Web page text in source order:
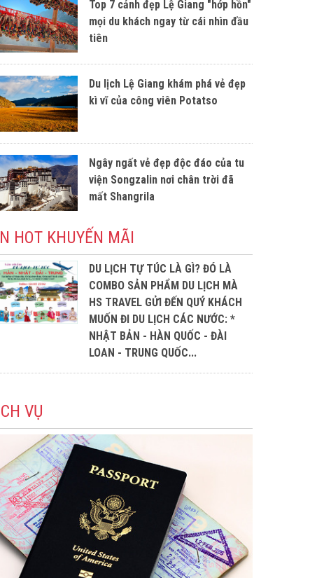
Top 7 cảnh đẹp Lệ Giang "hớp hồn"
mọi du khách ngay từ cái nhìn đầu
tiên
Du lịch Lệ Giang khám phá vẻ đẹp
kì vĩ của công viên Potatso
Ngây ngất vẻ đẹp độc đáo của tu
viện Songzalin nơi chân trời đã
mất Shangrila
HOT KHUYẾN MÃI
DU LỊCH TỰ TÚC LÀ GÌ? ĐÓ LÀ
COMBO SẢN PHẨM DU LỊCH MÀ
HS TRAVEL GỬI ĐẾN QUÝ KHÁCH
MUỐN ĐI DU LỊCH CÁC NƯỚC: *
NHẬT BẢN - HÀN QUỐC - ĐÀI
LOAN - TRUNG QUỐC...
VỤ